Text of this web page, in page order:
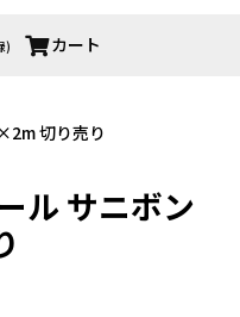
) カート
切り売り
ル サニボン